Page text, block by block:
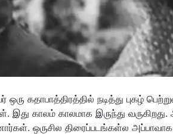
கதாபாத்திரத்தில் நடித்து புகழ்
இது காலம் காலமாக இருந்து
ஒருசில திரைப்படங்கள்ல அப்பாவாக